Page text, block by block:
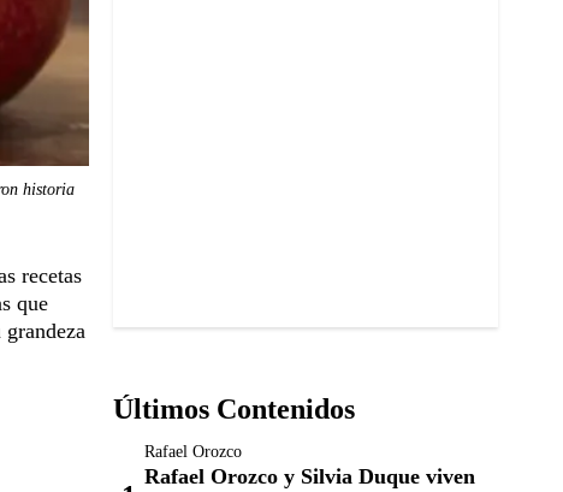
historia
recetas
que
Últimos Contenidos
Rafael Orozco
Rafael Orozco y Silvia Duque viven